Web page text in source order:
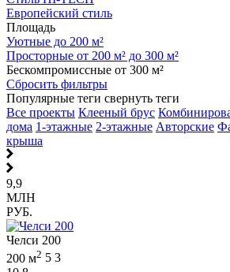
Европейский стиль
Площадь
Уютные до 200 м²
Просторные от 200 м² до 300 м²
Бескомпромиссные от 300 м²
Сбросить фильтры
Популярные теги свернуть теги
Все проекты Клееный брус
дома 1-этажные 2-этажные Авторские
крыша
9,9
МЛН
РУБ.
Челси 200
200 м2 5 3